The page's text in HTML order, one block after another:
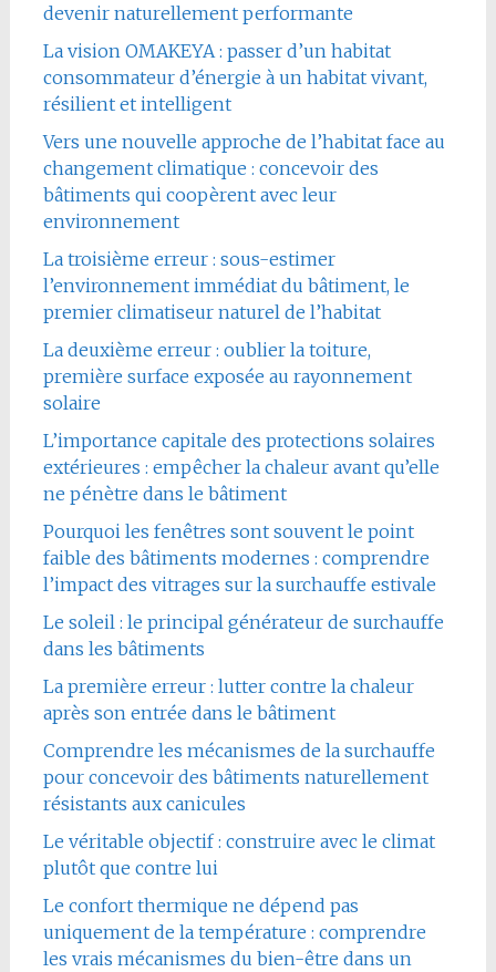
devenir naturellement performante
La vision OMAKEYA : passer d’un habitat
consommateur d’énergie à un habitat vivant,
résilient et intelligent
Vers une nouvelle approche de l’habitat face au
changement climatique : concevoir des
bâtiments qui coopèrent avec leur
environnement
La troisième erreur : sous-estimer
l’environnement immédiat du bâtiment, le
premier climatiseur naturel de l’habitat
La deuxième erreur : oublier la toiture,
première surface exposée au rayonnement
solaire
L’importance capitale des protections solaires
extérieures : empêcher la chaleur avant qu’elle
ne pénètre dans le bâtiment
Pourquoi les fenêtres sont souvent le point
faible des bâtiments modernes : comprendre
l’impact des vitrages sur la surchauffe estivale
Le soleil : le principal générateur de surchauffe
dans les bâtiments
La première erreur : lutter contre la chaleur
après son entrée dans le bâtiment
Comprendre les mécanismes de la surchauffe
pour concevoir des bâtiments naturellement
résistants aux canicules
Le véritable objectif : construire avec le climat
plutôt que contre lui
Le confort thermique ne dépend pas
uniquement de la température : comprendre
les vrais mécanismes du bien-être dans un